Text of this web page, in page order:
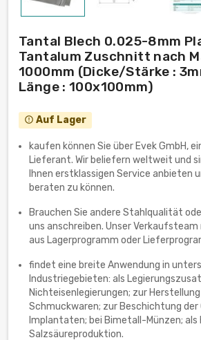
Tantal Blech 0.025-8mm
Tantalum Zuschnitt nach
1000mm (Dicke/Stärke :
Länge : 100x100mm)
error_outline Auf Lager
kaufen können Sie über Evek GmbH,
Lieferant. Wir beliefern weltweit und
Ihnen erstklassigen Service anbieten
beraten zu können.
Brauchen Sie andere Stahlqualität
uns anschreiben. Unser
aus Lagerprogramm oder
findet eine breite Anwendung in
Industriegebieten: als
Nichteisenlegierungen; zur
Schmuckwaren; zur Beschichtung der
Implantaten; bei Bimetall-Münzen;
Salzsäureproduktion.